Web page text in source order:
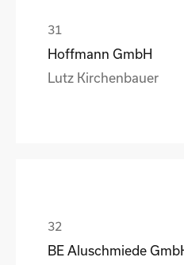
Hoffmann GmbH
Lutz Kirchenbauer
BE Aluschmiede